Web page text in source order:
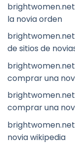
la novia orden
de sitios de
comprar una
comprar una
novia wikipedia